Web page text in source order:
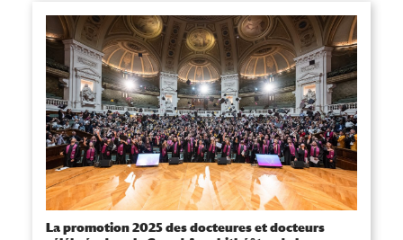
La promotion 2025 des docteures et docteurs